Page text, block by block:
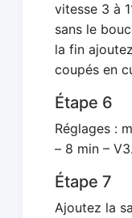
vitesse 3 à
sans le
la fin
coupés en
Étape 6
Réglages :
– 8 min – V3.
Étape 7
Ajoutez la